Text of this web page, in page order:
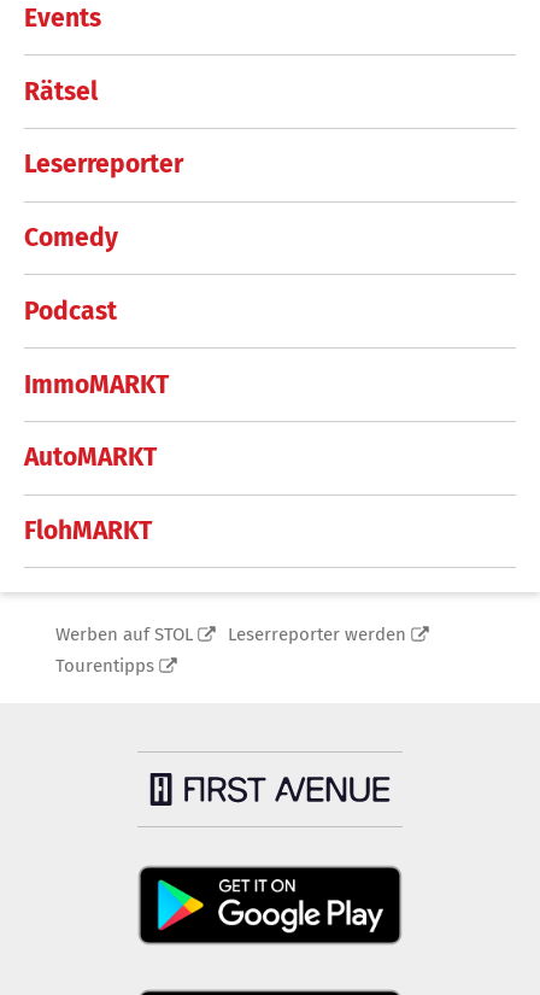
Events
Rätsel
Leserreporter
Comedy
Podcast
ImmoMARKT
AutoMARKT
FlohMARKT
Werben auf STOL
Leserreporter werden
Tourentipps